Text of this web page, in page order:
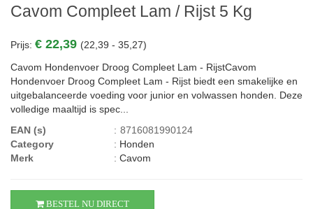
Cavom Compleet Lam / Rijst 5 Kg
Prijs: € 22,39 (22,39 - 35,27)
Cavom Hondenvoer Droog Compleet Lam - RijstCavom
Hondenvoer Droog Compleet Lam - Rijst biedt een smakelijke en
uitgebalanceerde voeding voor junior en volwassen honden. Deze
volledige maaltijd is spec...
EAN (s)
: 8716081990124
Category
: Honden
Merk
: Cavom
BESTEL NU DIRECT